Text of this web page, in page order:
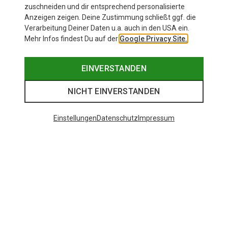
zuschneiden und dir entsprechend personalisierte
Anzeigen zeigen. Deine Zustimmung schließt ggf. die
Verarbeitung Deiner Daten u.a. auch in den USA ein.
Mehr Infos findest Du auf der Google Privacy Site.
EINVERSTANDEN
NICHT EINVERSTANDEN
EinstellungenDatenschutz Impressum